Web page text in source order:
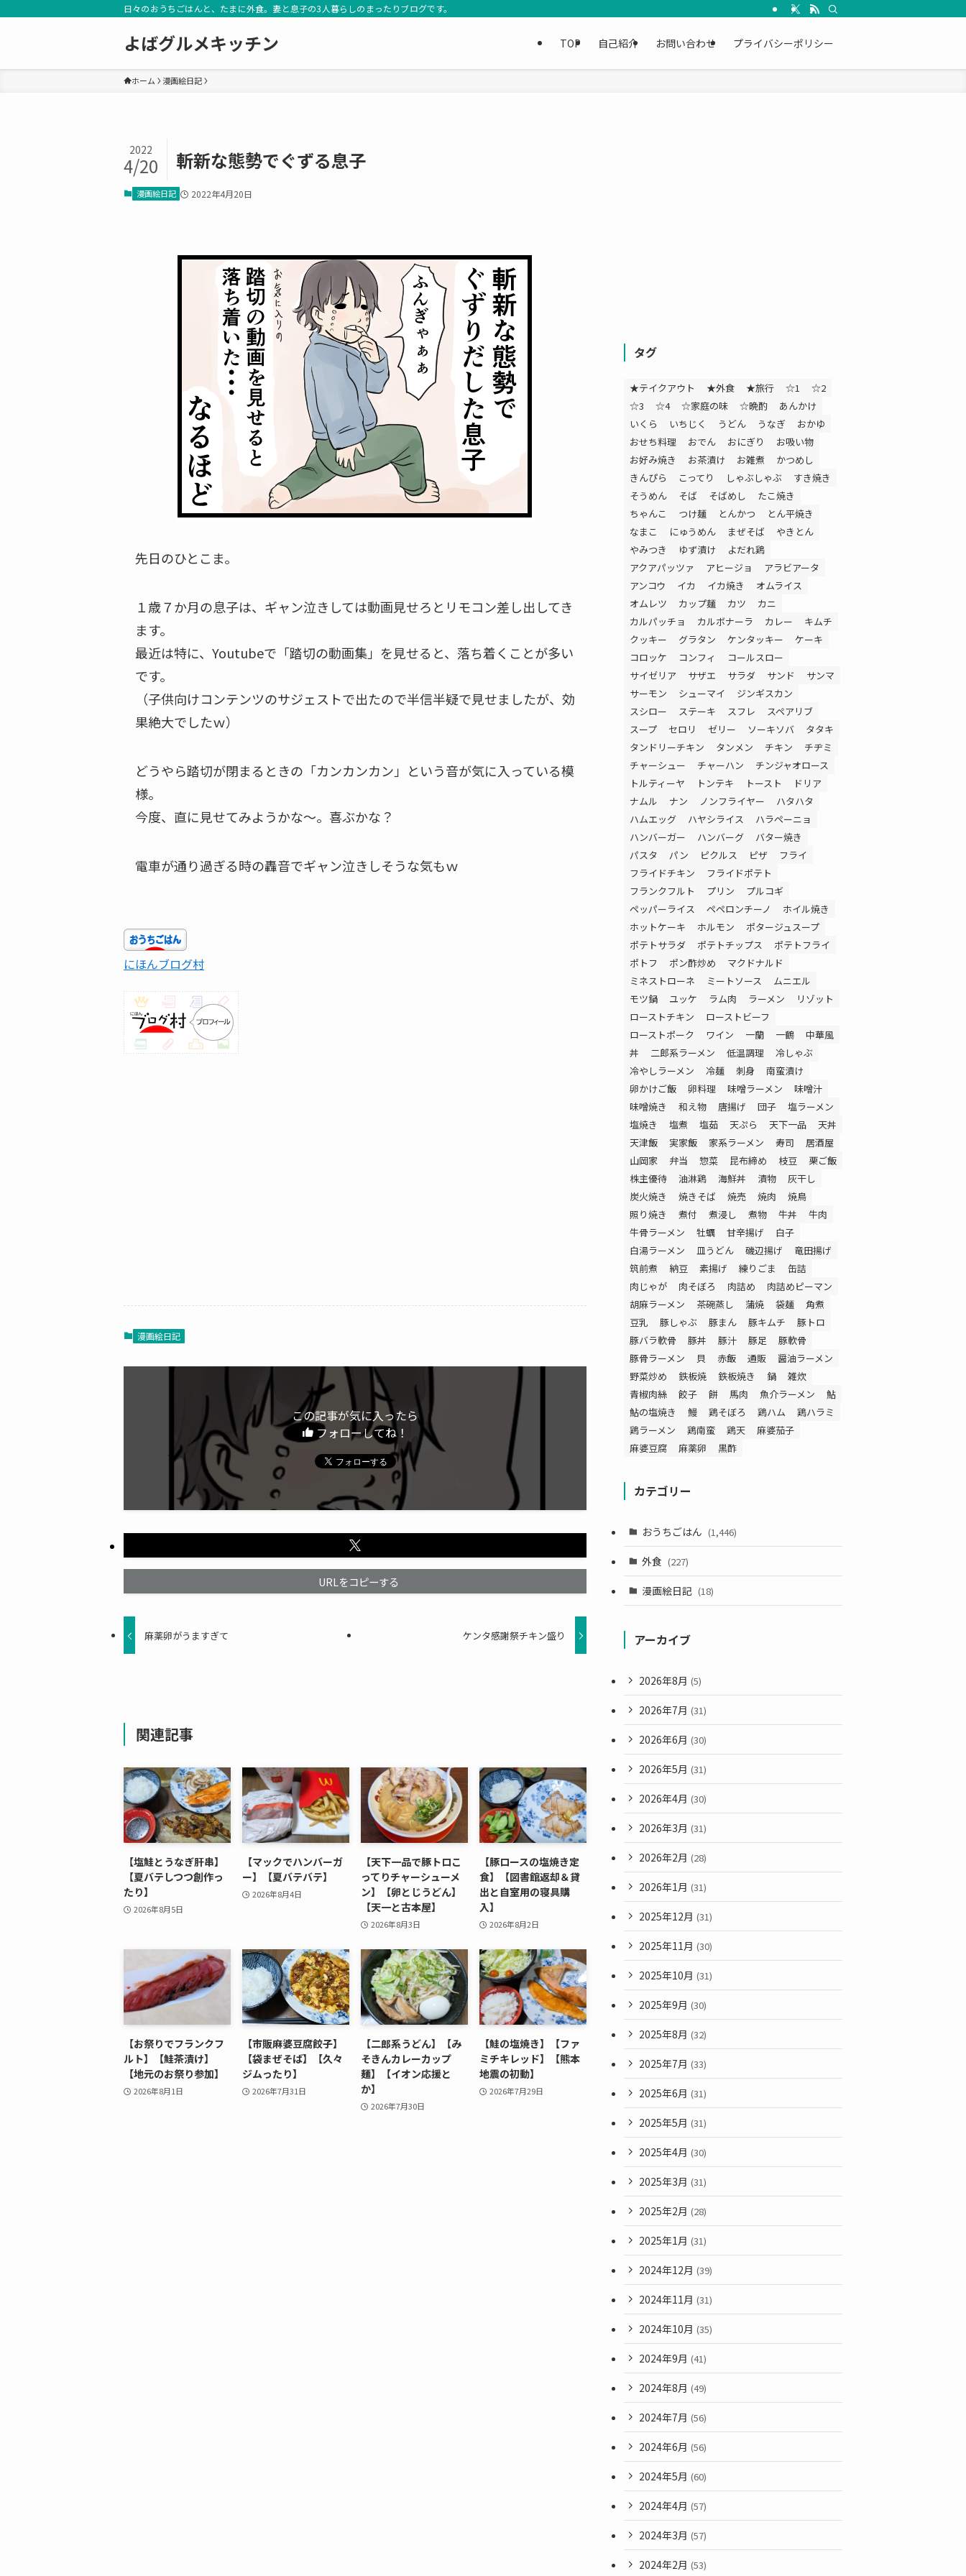
日々のおうちごはんと、たまに外食。妻と息子の3人暮らしのまったりブログです。
よばグルメキッチン TOP 自己紹介 お問い合わせ プライバシーポリシー
ホーム 漫画絵日記
斬新な態勢でぐずる息子
2022
4/20
漫画絵日記 2022年4月20日
先日のひとこま。
１歳７か月の息子は、ギャン泣きしては動画見せろとリモコン差し出してき
ます。
最近は特に、Youtubeで「踏切の動画集」を見せると、落ち着くことが多い
です。
（子供向けコンテンツのサジェストで出たので半信半疑で見せましたが、効
果絶大でしたｗ）
どうやら踏切が閉まるときの「カンカンカン」という音が気に入っている模
様。
今度、直に見せてみようかな～。喜ぶかな？
電車が通り過ぎる時の轟音でギャン泣きしそうな気もｗ
にほんブログ村
漫画絵日記
この記事が気に入ったら
フォローしてね！
URLをコピーする
麻薬卵がうますぎて ケンタ感謝祭チキン盛り
関連記事
【塩鮭とうなぎ肝串】
【夏バテしつつ創作っ
たり】
2026年8月5日
【マックでハンバーガ
ー】【夏バテバテ】
2026年8月4日
【天下一品で豚トロこ
ってりチャーシューメ
ン】【卵とじうどん】
【天一と古本屋】
2026年8月3日
【豚ロースの塩焼き定
食】【図書館返却＆貸
出と自室用の寝具購
入】
2026年8月2日
【お祭りでフランクフ
ルト】【鮭茶漬け】
【地元のお祭り参加】
2026年8月1日
【市販麻婆豆腐餃子】
【袋まぜそば】【久々
ジムったり】
2026年7月31日
【二郎系うどん】【み
そきんカレーカップ
麺】【イオン応援と
か】
2026年7月30日
【鮭の塩焼き】【ファ
ミチキレッド】【熊本
地震の初動】
2026年7月29日
タグ
★テイクアウト ★外食 ★旅行 ☆1
☆2
☆3
☆4 ☆家庭の味 ☆晩酌
あんかけ
いくら
いちじく うどん うなぎ
おかゆ
おせち料理
おでん おにぎり
お吸い物
お好み焼き
お茶漬け お雑煮
かつめし
きんぴら
こってり しゃぶしゃぶ
すき焼き
そうめん
そば そばめし
たこ焼き
ちゃんこ
つけ麺 とんかつ
とん平焼き
なまこ
にゅうめん まぜそば
やきとん
やみつき
ゆず漬け
よだれ鶏
アクアパッツァ
アヒージョ
アラビアータ
アンコウ
イカ イカ焼き
オムライス
オムレツ
カップ麺 カツ
カニ
カルパッチョ
カルボナーラ カレー
キムチ
クッキー
グラタン ケンタッキー
ケーキ
コロッケ
コンフィ
コールスロー
サイゼリア
サザエ サラダ サンド
サンマ
サーモン
シューマイ
ジンギスカン
スシロー
ステーキ スフレ
スペアリブ
スープ
セロリ ゼリー ソーキソバ
タタキ
タンドリーチキン
タンメン チキン
チヂミ
チャーシュー
チャーハン
チンジャオロース
トルティーヤ
トンテキ トースト
ドリア
ナムル
ナン ノンフライヤー
ハタハタ
ハムエッグ
ハヤシライス
ハラペーニョ
ハンバーガー
ハンバーグ
バター焼き
パスタ
パン ピクルス ピザ
フライ
フライドチキン
フライドポテト
フランクフルト
プリン
プルコギ
ペッパーライス
ペペロンチーノ
ホイル焼き
ホットケーキ
ホルモン
ポタージュスープ
ポテトサラダ
ポテトチップス
ポテトフライ
ポトフ
ポン酢炒め
マクドナルド
ミネストローネ
ミートソース
ムニエル
モツ鍋
ユッケ ラム肉 ラーメン
リゾット
ローストチキン
ローストビーフ
ローストポーク
ワイン 一蘭 一鶴
中華風
丼
二郎系ラーメン 低温調理
冷しゃぶ
冷やしラーメン
冷麺 刺身
南蛮漬け
卵かけご飯
卵料理 味噌ラーメン
味噌汁
味噌焼き
和え物 唐揚げ 団子
塩ラーメン
塩焼き
塩煮 塩茹 天ぷら 天下一品
天丼
天津飯
実家飯 家系ラーメン 寿司
居酒屋
山岡家
弁当 惣菜 昆布締め 枝豆
栗ご飯
株主優待
油淋鶏 海鮮丼 漬物
灰干し
炭火焼き
焼きそば 焼売 焼肉
焼鳥
照り焼き
煮付 煮浸し 煮物 牛丼
牛肉
牛骨ラーメン
牡蠣 甘辛揚げ
白子
白湯ラーメン
皿うどん 磯辺揚げ
竜田揚げ
筑前煮
納豆 素揚げ 練りごま
缶詰
肉じゃが
肉そぼろ 肉詰め
肉詰めピーマン
胡麻ラーメン
茶碗蒸し 蒲焼 袋麺
角煮
豆乳
豚しゃぶ 豚まん 豚キムチ
豚トロ
豚バラ軟骨
豚丼 豚汁 豚足
豚軟骨
豚骨ラーメン
貝 赤飯 通販
醤油ラーメン
野菜炒め
鉄板焼 鉄板焼き 鍋
雑炊
青椒肉絲
餃子 餅 馬肉 魚介ラーメン
鮎
鮎の塩焼き
鰻 鶏そぼろ 鶏ハム
鶏ハラミ
鶏ラーメン
鶏南蛮 鶏天
麻婆茄子
麻婆豆腐
麻薬卵 黒酢
カテゴリー
おうちごはん (1,446)
外食 (227)
漫画絵日記 (18)
アーカイブ
2026年8月 (5)
2026年7月 (31)
2026年6月 (30)
2026年5月 (31)
2026年4月 (30)
2026年3月 (31)
2026年2月 (28)
2026年1月 (31)
2025年12月 (31)
2025年11月 (30)
2025年10月 (31)
2025年9月 (30)
2025年8月 (32)
2025年7月 (33)
2025年6月 (31)
2025年5月 (31)
2025年4月 (30)
2025年3月 (31)
2025年2月 (28)
2025年1月 (31)
2024年12月 (39)
2024年11月 (31)
2024年10月 (35)
2024年9月 (41)
2024年8月 (49)
2024年7月 (56)
2024年6月 (56)
2024年5月 (60)
2024年4月 (57)
2024年3月 (57)
2024年2月 (53)